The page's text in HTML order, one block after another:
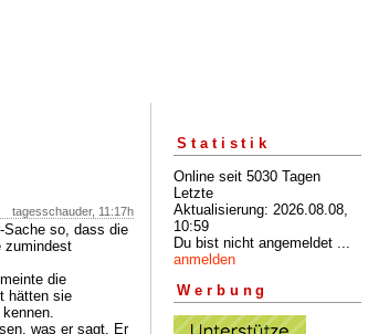
tagesschauder, 11:17h
Sache so, dass die
zumindest
die
hätten sie
was er sagt. Er
Statistik
Online seit 5030 Tagen
Letzte
Aktualisierung: 2026.08.08,
10:59
Du bist nicht angemeldet ...
anmelden
Werbung